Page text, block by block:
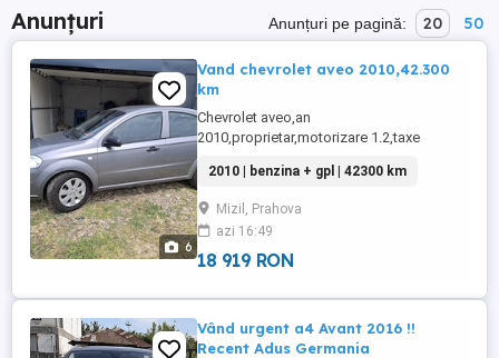
Anunțuri Anunțuri pe pagină: 20 50
6
Vand chevrolet aveo 2010,42.300
km
Chevrolet aveo,an
2010,proprietar,motorizare 1.2,taxe
folosita doar in concediu,ținută in
garaj,42.300 km reali,aer condiționat
functional,geamuri electrice, gpl
omologat RAR,fara rugina.Stare technica
si estetica foarte bună.
2010 | benzina + gpl | 42300 km
Mizil, Prahova
azi 16:49
18 919 RON
Vând urgent a4 Avant 2016 !!
Recent Adus Germania